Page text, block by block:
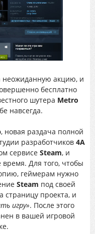
неожиданную акцию, и
бесплатно
шутера Metro
навсегда.
, новая раздача полной
разработчиков 4A
сервисе Steam, и
Для того, чтобы
геймерам нужно
Steam под своей
страницу проекта, и
игру». После этого
в вашей игровой